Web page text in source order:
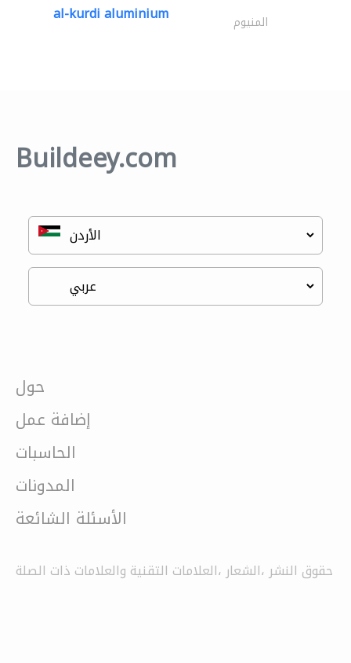
al-kurdi aluminium المنيوم
Buildeey.com
حول
إضافة عمل
الحاسبات
المدونات
الأسئلة الشائعة
حقوق النشر ،الشعار ،العلامات التقنية والعلامات ذات الصلة